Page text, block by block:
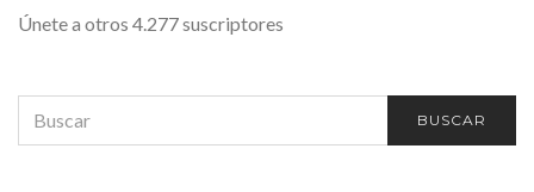
Únete a otros 4.277 suscriptores
FOR:
BUSCAR